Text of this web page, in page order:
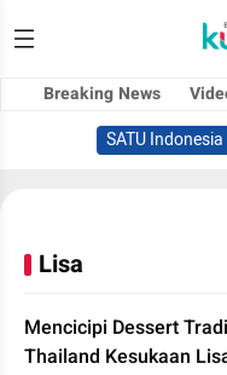
Breaking News
SATU
Lisa
Mencicipi Dessert
Thailand Kesukaan